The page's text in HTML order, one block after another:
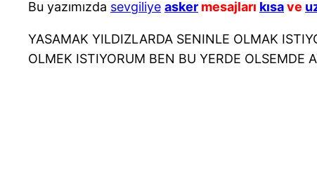
Bu yazımızda sevgiliye asker mesajları kısave
YASAMAK YILDIZLARDA SENINLE OLMAK
OLMEK ISTIYORUM BEN BU YERDE OLSEMDE